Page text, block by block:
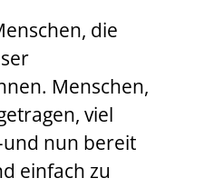
die
Menschen,
viel
nun bereit
einfach zu